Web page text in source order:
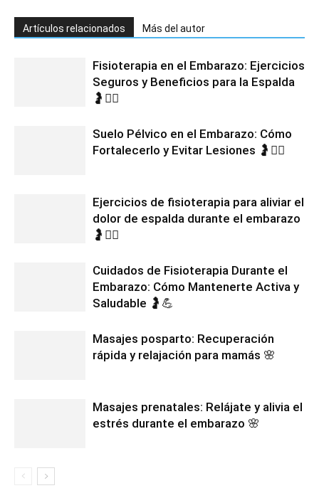
Artículos relacionados Más del autor
Fisioterapia en el Embarazo: Ejercicios
Seguros y Beneficios para la Espalda
🤰💆‍♀️
Suelo Pélvico en el Embarazo: Cómo
Fortalecerlo y Evitar Lesiones 🤰🧘‍♀️
Ejercicios de fisioterapia para aliviar el
dolor de espalda durante el embarazo
🤰🧘‍♀️
Cuidados de Fisioterapia Durante el
Embarazo: Cómo Mantenerte Activa y
Saludable 🤰💪
Masajes posparto: Recuperación
rápida y relajación para mamás 🌸
Masajes prenatales: Relájate y alivia el
estrés durante el embarazo 🌸